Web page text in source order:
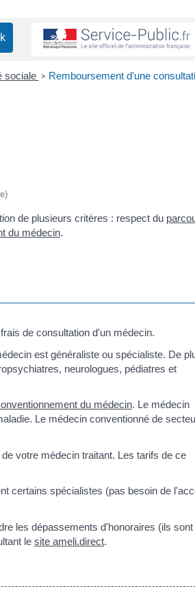
sociale > Remboursement d'une
de plusieurs critères : respect du
du médecin.
de consultation d'un médecin.
est généraliste ou spécialiste. De
neurologues, pédiatres et
du médecin. Le médecin
Le médecin conventionné de
votre médecin traitant. Les tarifs de ce
certains spécialistes (pas besoin de
les dépassements d'honoraires (ils sont
le site ameli.direct.